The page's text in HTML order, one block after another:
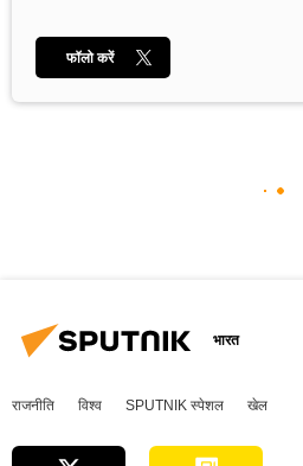
फॉलो करें
भारत
राजनीति विश्व SPUTNIK स्पेशल खेल